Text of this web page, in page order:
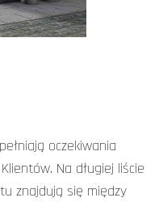
oczekiwania
Na długiej liście
znajdują się między